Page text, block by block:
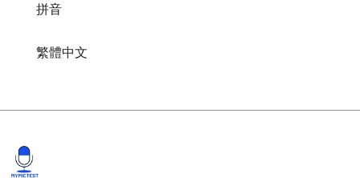
拼音
繁體中文